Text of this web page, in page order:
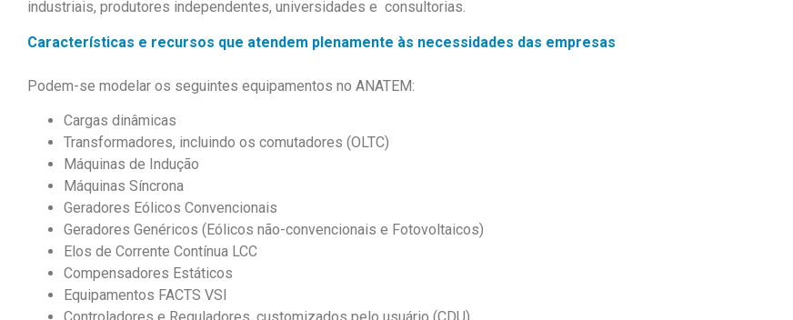
industriais, produtores independentes, universidades e consultorias.
Características e recursos que atendem plenamente às necessidades das empresas
Podem-se modelar os seguintes equipamentos no ANATEM:
Cargas dinâmicas
Transformadores, incluindo os comutadores (OLTC)
Máquinas de Indução
Máquinas Síncrona
Geradores Eólicos Convencionais
Geradores Genéricos (Eólicos não-convencionais e Fotovoltaicos)
Elos de Corrente Contínua LCC
Compensadores Estáticos
Equipamentos FACTS VSI